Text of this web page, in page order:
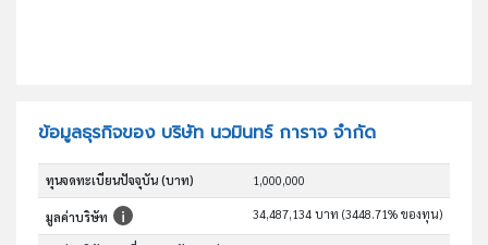
ข้อมูลธุรกิจของ บริษัท นวมินทร์ การาจ จำกัด
ทุนจดทะเบียนปัจจุบัน (บาท) 1,000,000
มูลค่าบริษัท 34,487,134 บาท (3448.71% ของทุน)